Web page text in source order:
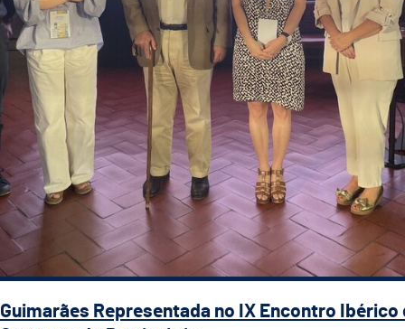
Guimarães Representada no IX Encontro Ibérico